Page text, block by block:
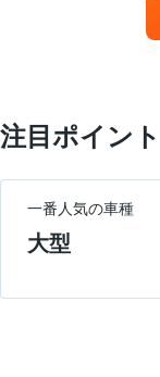
つ
レ
カ
ー
会
注目ポイント
一番人気の車種
大型